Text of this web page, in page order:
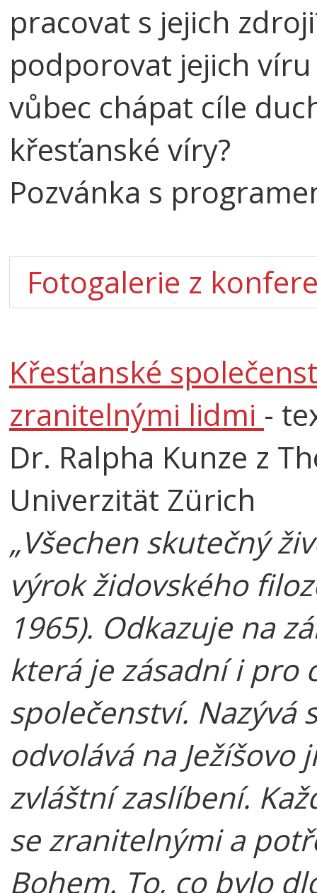
pracovat s jejich
podporovat jejich
vůbec chápat cíle
křesťanské víry?
Pozvánka s
Fotogalerie z
Křesťanské
zranitelnými lidmi -
Dr. Ralpha Kunze z
Univerzität Zürich
„Všechen skutečný
výrok židovského
1965). Odkazuje na
která je zásadní i pro
společenství. Nazývá
odvolává na Ježíšovo
zvláštní zaslíbení.
se zranitelnými a
Bohem. To, co bylo